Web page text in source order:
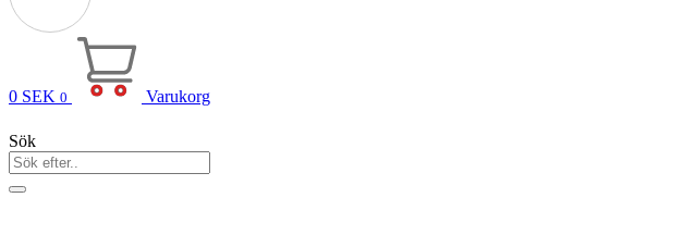
0 SEK 0 Varukorg
Sök